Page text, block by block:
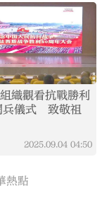
織觀看抗戰勝利
兵儀式 致敬祖
2025.09.04 04:50
熱點